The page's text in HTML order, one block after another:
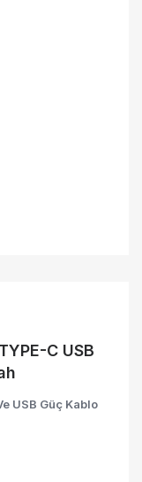
C USB
USB Güç Kablo